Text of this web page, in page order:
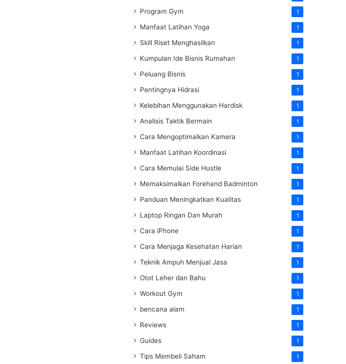
Program Gym 1
Manfaat Latihan Yoga 1
Skill Riset Menghasilkan 1
Kumpulan Ide Bisnis Rumahan 1
Peluang Bisnis 1
Pentingnya Hidrasi 1
Kelebihan Menggunakan Hardisk 1
Analisis Taktik Bermain 1
Cara Mengoptimalkan Kamera 1
Manfaat Latihan Koordinasi 1
Cara Memulai Side Hustle 1
Memaksimalkan Forehand Badminton 1
Panduan Meningkatkan Kualitas 1
Laptop Ringan Dan Murah 1
Cara iPhone 1
Cara Menjaga Kesehatan Harian 1
Teknik Ampuh Menjual Jasa 1
Otot Leher dan Bahu 1
Workout Gym 1
bencana alam 1
Reviews 1
Guides 1
Tips Membeli Saham 1